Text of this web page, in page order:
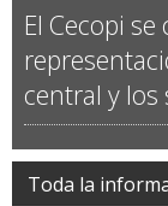
El Cecopi
central y los
Toda la